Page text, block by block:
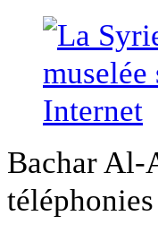
Bachar Al-